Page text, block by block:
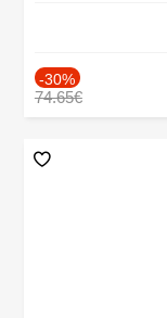
-30%
74.65€